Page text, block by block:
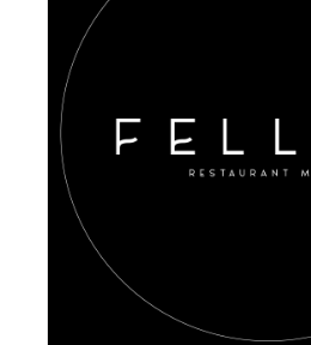
AGGIUNGI AL CARRELLO